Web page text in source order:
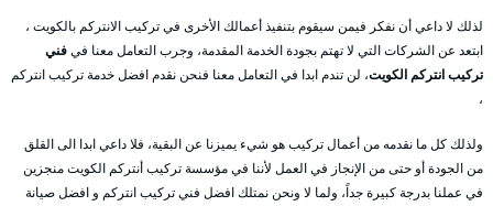
لذلك لا داعي أن نفكر فيمن سيقوم بتنفيذ أعمالك الأخرى في تركيب الانتركم بالكويت ،
ابتعد عن الشركات التي لا تهتم بجودة الخدمة المقدمة، وجرب التعامل معنا فيفني
تركيب انتركم الكويت، لن تندم ابدا في التعامل معنا فنحن نقدم افضل خدمة تركيب انتركم
،
ولذلك كل ما نقدمه من أعمال تركيب هو شيء يميزنا عن البقية، فلا داعي ابدا الى القلق
من الجودة أو حتى من الإنجاز في العمل لأننا في مؤسسة تركيب أنتركم الكويت منجزين
في عملنا بدرجة كبيرة جداً، ولما لا ونحن نمتلك افضل فني تركيب انتركم و افضل صيانة